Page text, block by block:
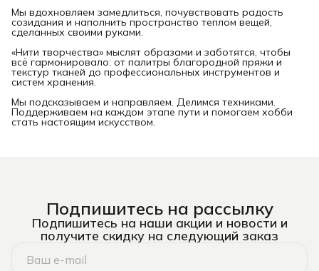
Мы вдохновляем замедлиться, почувствовать радость
созидания и наполнить пространство теплом вещей,
сделанных своими руками.
«Нити творчества» мыслят образами и заботятся, чтобы
всё гармонировало: от палитры благородной пряжи и
текстур тканей до профессиональных инструментов и
систем хранения.
Мы подсказываем и направляем. Делимся техниками.
Поддерживаем на каждом этапе пути и помогаем хобби
стать настоящим искусством.
Подпишитесь на рассылку
Подпишитесь на наши акции и новости и
получите скидку на следующий заказ